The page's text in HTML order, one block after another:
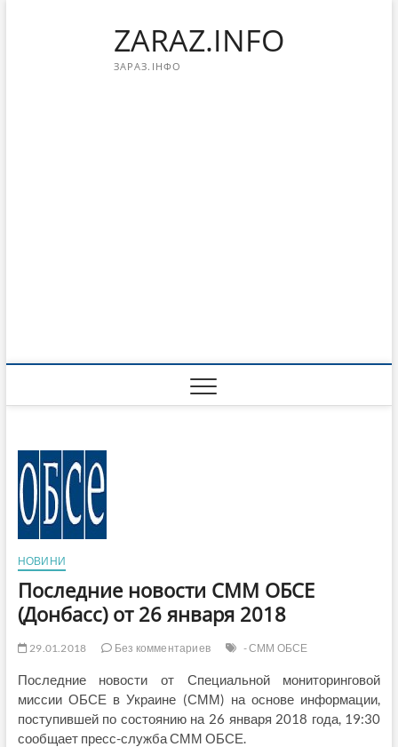
ZARAZ.INFO
ЗАРАЗ.ІНФО
НОВИНИ
Последние новости СММ ОБСЕ
(Донбасс) от 26 января 2018
29.01.2018 Без комментариев - СММ ОБСЕ
Последние новости от Специальной мониторинговой
миссии ОБСЕ в Украине (СММ) на основе информации,
поступившей по состоянию на 26 января 2018 года, 19:30
сообщает пресс-служба СММ ОБСЕ.